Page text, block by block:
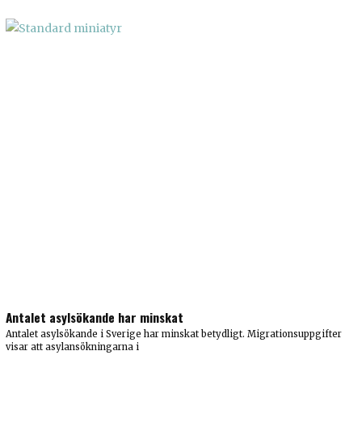
Antalet asylsökande har minskat
Antalet asylsökande i Sverige har minskat betydligt. Migrationsuppgifter
visar att asylansökningarna i